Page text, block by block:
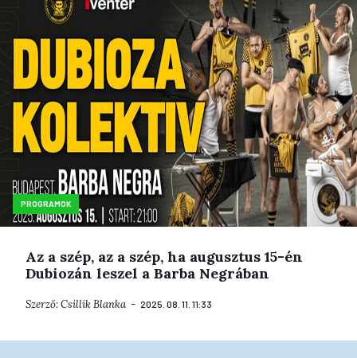
PROGRAMOK
Az a szép, az a szép, ha augusztus 15-én
Dubiozán leszel a Barba Negrában
Szerző:Csillik Blanka 2025. 08. 11. 11:33